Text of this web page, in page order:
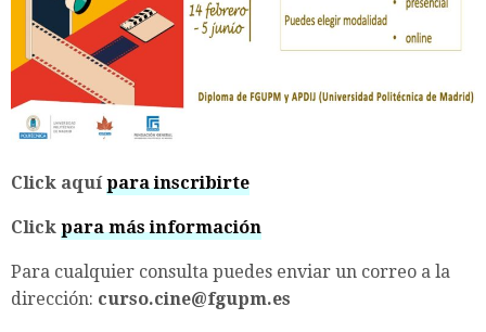
Click aquípara inscribirte
Click para más información
Para cualquier consulta puedes enviar un correo a la
dirección: curso.cine@fgupm.es